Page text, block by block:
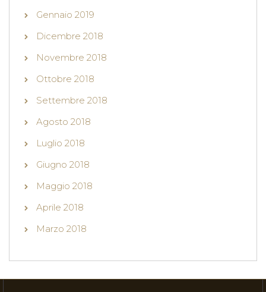
Gennaio 2019
Dicembre 2018
Novembre 2018
Ottobre 2018
Settembre 2018
Agosto 2018
Luglio 2018
Giugno 2018
Maggio 2018
Aprile 2018
Marzo 2018